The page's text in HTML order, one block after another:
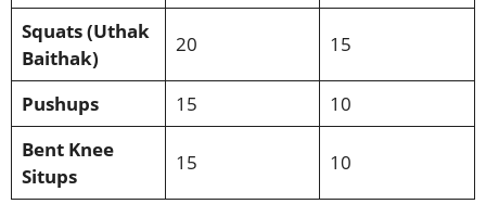
Squats (Uthak
Baithak)
20 15
Pushups 15
10
Bent Knee
Situps
15 10